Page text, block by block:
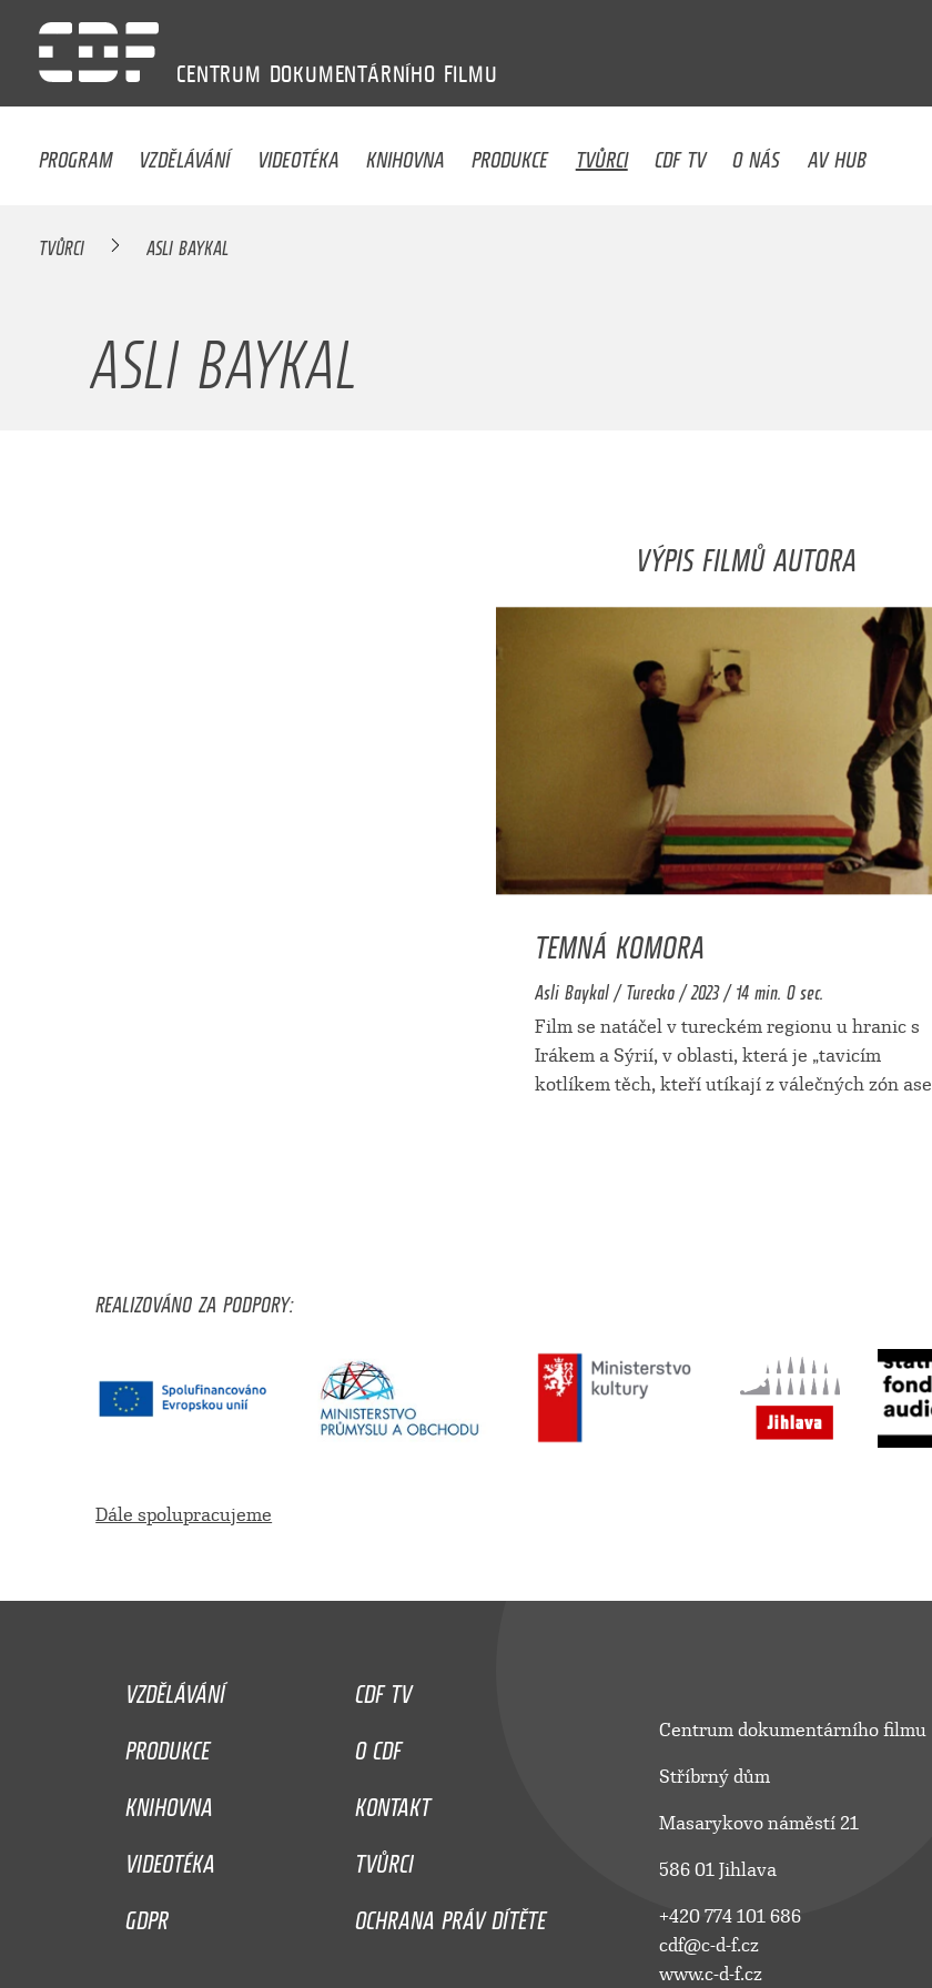
CENTRUM DOKUMENTÁRNÍHO FILMU
PROGRAM VZDĚLÁVÁNÍ VIDEOTÉKA KNIHOVNA PRODUKCE TVŮRCI CDF TV O NÁS AV HUB
TVŮRCI ASLI BAYKAL
ASLI BAYKAL
VÝPIS FILMŮ AUTORA
TEMNÁ KOMORA
Asli Baykal / Turecko / 2023 / 14 min. 0 sec.
Film se natáčel v tureckém regionu u hranic s
Irákem a Sýrií, v oblasti, která je „tavicím
kotlíkem těch, kteří utíkají z válečných zón ase
REALIZOVÁNO ZA PODPORY:
Dále spolupracujeme
VZDĚLÁVÁNÍ
CDF TV
PRODUKCE
O CDF
KNIHOVNA
KONTAKT
VIDEOTÉKA
TVŮRCI
GDPR
OCHRANA PRÁV DÍTĚTE
Centrum dokumentárního filmu
Stříbrný dům
Masarykovo náměstí 21
586 01 Jihlava
+420 774 101 686
cdf@c-d-f.cz
www.c-d-f.cz